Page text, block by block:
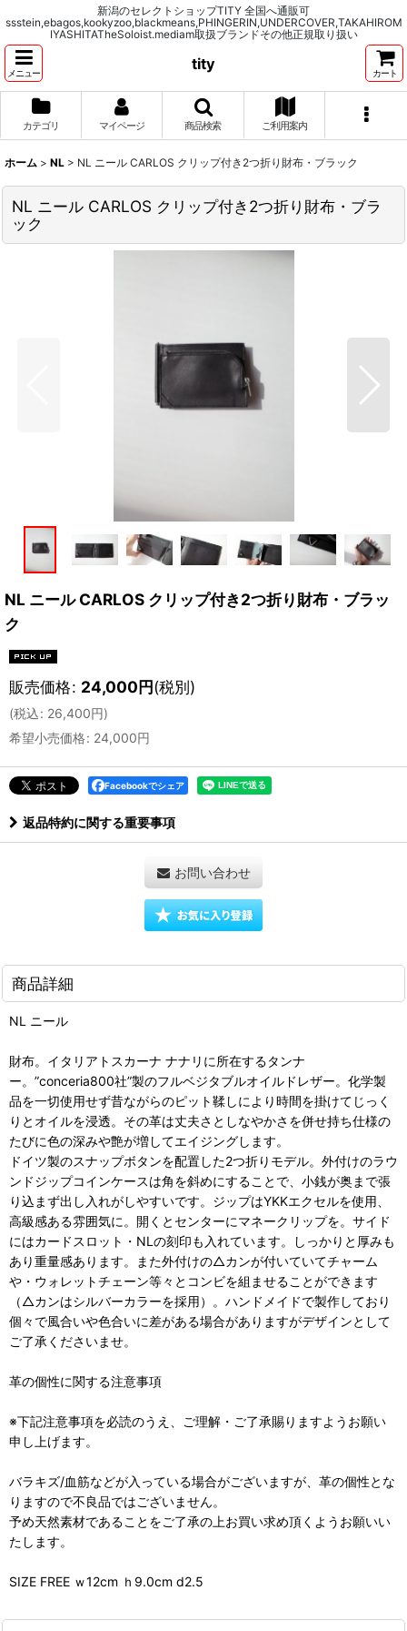
新潟のセレクトショップTITY 全国へ通販可
ssstein,ebagos,kookyzoo,blackmeans,PHINGERIN,UNDERCOVER,TAKAHIROM
IYASHITATheSoloist.mediam取扱ブランドその他正規取り扱い
メニュー
tity
カート
カテゴリ マイページ 商品検索 ご利用案内
ホーム > NL > NL ニール CARLOS クリップ付き2つ折り財布・ブラック
NL ニール CARLOS クリップ付き2つ折り財布・ブラ
ック
NL ニール CARLOS クリップ付き2つ折り財布・ブラッ
ク
販売価格: 24,000円(税別)
(税込: 26,400円)
希望小売価格: 24,000円
Facebookでシェア
返品特約に関する重要事項
お問い合わせ
商品詳細
NL ニール
財布。イタリアトスカーナ ナナリに所在するタンナ
ー。”conceria800社”製のフルベジタブルオイルドレザー。化学製
品を一切使用せず昔ながらのピット鞣しにより時間を掛けてじっく
りとオイルを浸透。その革は丈夫さとしなやかさを併せ持ち仕様の
たびに色の深みや艶が増してエイジングします。
ドイツ製のスナップボタンを配置した2つ折りモデル。外付けのラウ
ンドジップコインケースは角を斜めにすることで、小銭が奥まで張
り込まず出し入れがしやすいです。ジップはYKKエクセルを使用、
高級感ある雰囲気に。開くとセンターにマネークリップを。サイド
にはカードスロット・NLの刻印も入れています。しっかりと厚みも
あり重量感あります。また外付けの△カンが付いていてチャーム
や・ウォレットチェーン等々とコンビを組ませることができます
（△カンはシルバーカラーを採用）。ハンドメイドで製作しており
個々で風合いや色合いに差がある場合がありますがデザインとして
ご了承くださいませ。
革の個性に関する注意事項
※下記注意事項を必読のうえ、ご理解・ご了承賜りますようお願い
申し上げます。
バラキズ/血筋などが入っている場合がございますが、革の個性とな
りますので不良品ではございません。
予め天然素材であることをご了承の上お買い求め頂くようお願いい
たします。
SIZE FREE ｗ12cm ｈ9.0cm d2.5